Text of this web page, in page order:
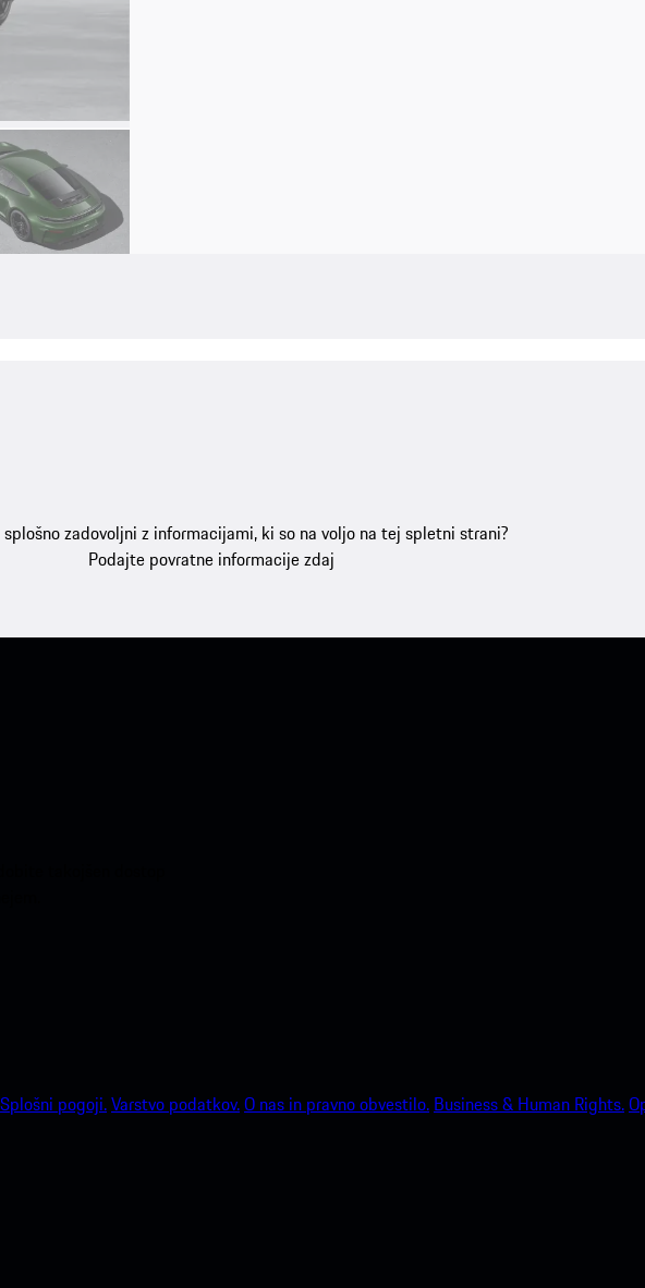
zadovoljni z informacijami, ki so na voljo na tej spletni strani?
Podajte povratne informacije zdaj
Splošni pogoji.Varstvo podatkov.O nas in pravno obvestilo. Business & Human Rights.